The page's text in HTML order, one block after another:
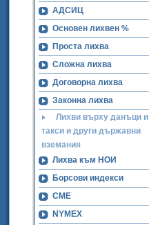
АДСИЦ
Основен лихвен %
Проста лихва
Сложна лихва
Договорна лихва
Законна лихва
Лихви върху данъци и
такси и други държавни
вземания
Лихва към НОИ
Борсови индекси
CME
NYMEX